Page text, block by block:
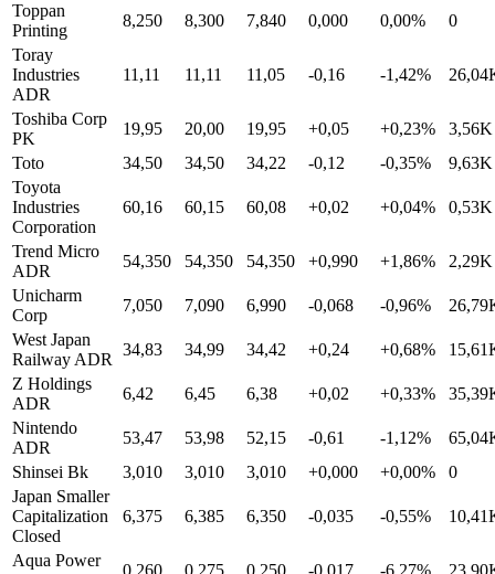
Toppan
Printing
8,250 8,300 7,840 0,000 0,00%
0
Toray
Industries
ADR
11,11 11,11 11,05 -0,16 -1,42%
Toshiba Corp
PK
19,95 20,00 19,95 +0,05 +0,23%
3,56K
Toto
34,50 34,50 34,22 -0,12 -0,35%
9,63K
Toyota
Industries
Corporation
60,16 60,15 60,08 +0,02 +0,04% 0,53K
Trend Micro
ADR
54,350 54,350 54,350 +0,990 +1,86%
2,29K
Unicharm
Corp
7,050 7,090 6,990 -0,068 -0,96%
West Japan
Railway ADR
34,83 34,99 34,42 +0,24 +0,68%
Z Holdings
ADR
6,42 6,45 6,38 +0,02 +0,33%
Nintendo
ADR
53,47 53,98 52,15 -0,61 -1,12%
Shinsei Bk
3,010 3,010 3,010 +0,000 +0,00%
0
Japan Smaller
Capitalization
Closed
6,375 6,385 6,350 -0,035 -0,55%
Aqua Power